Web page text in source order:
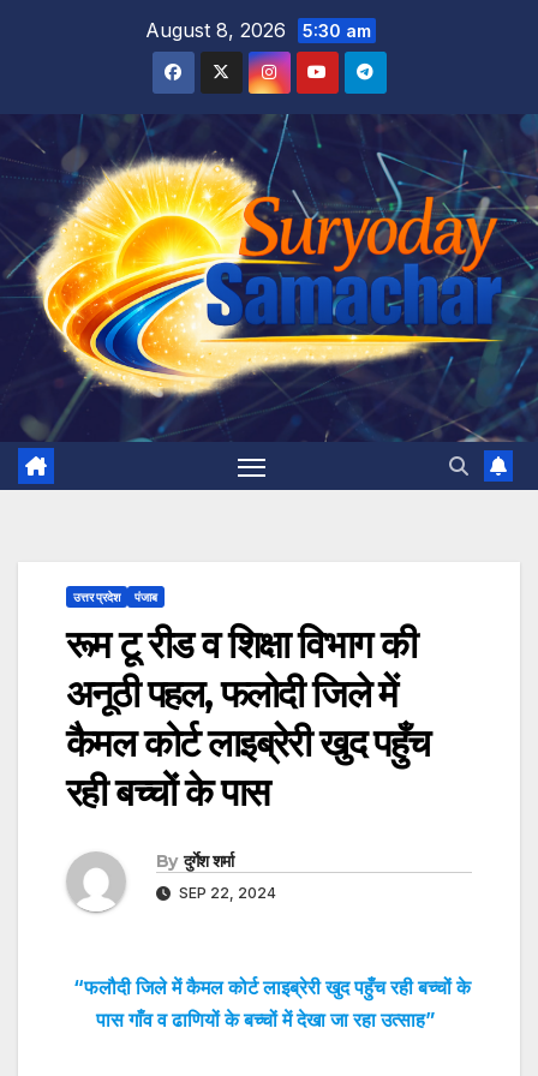
August 8, 2026 5:30 am
उत्तर प्रदेश पंजाब
रूम टू रीड व शिक्षा विभाग की
अनूठी पहल, फलोदी जिले में
कैमल कोर्ट लाइब्रेरी खुद पहुँच
रही बच्चों के पास
By दुर्गेश शर्मा
SEP 22, 2024
“फलौदी जिले में कैमल कोर्ट लाइब्रेरी खुद पहुँच रही बच्चों के
पास गाँव व ढाणियों के बच्चों में देखा जा रहा उत्साह”